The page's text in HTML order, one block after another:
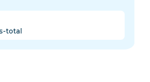
total